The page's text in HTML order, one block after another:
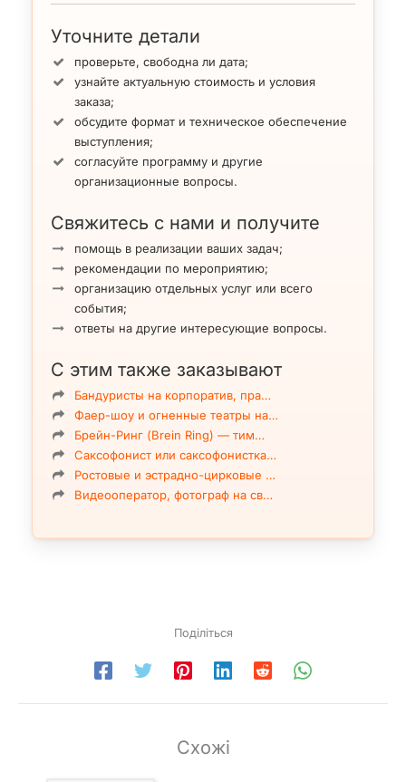
Уточните детали
проверьте, свободна ли дата;
узнайте актуальную стоимость и условия
заказа;
обсудите формат и техническое обеспечение
выступления;
согласуйте программу и другие
организационные вопросы.
Свяжитесь с нами и получите
помощь в реализации ваших задач;
рекомендации по мероприятию;
организацию отдельных услуг или всего
события;
ответы на другие интересующие вопросы.
С этим также заказывают
Бандуристы на корпоратив, пра…
Фаер-шоу и огненные театры на…
Брейн-Ринг (Brein Ring) — тим…
Саксофонист или саксофонистка…
Ростовые и эстрадно-цирковые …
Видеооператор, фотограф на св…
Поділіться
Схожі